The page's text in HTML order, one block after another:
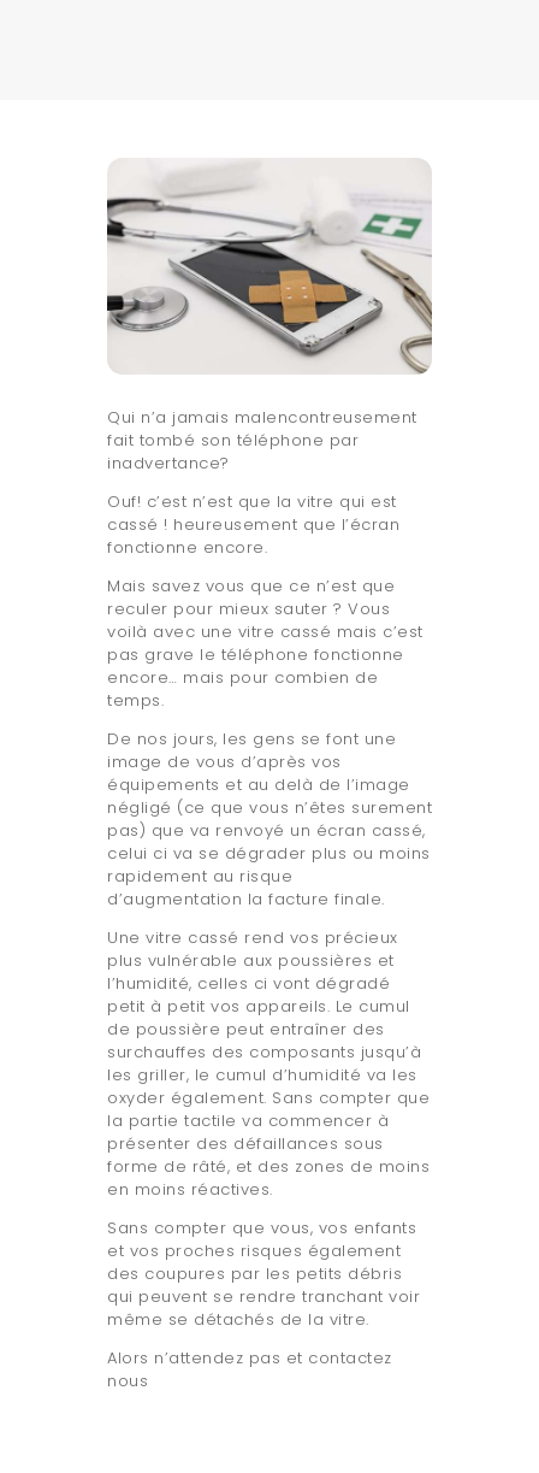
Qui n’a jamais malencontreusement
fait tombé son téléphone par
inadvertance?
Ouf! c’est n’est que la vitre qui est
cassé ! heureusement que l’écran
fonctionne encore.
Mais savez vous que ce n’est que
reculer pour mieux sauter ? Vous
voilà avec une vitre cassé mais c’est
pas grave le téléphone fonctionne
encore… mais pour combien de
temps.
De nos jours, les gens se font une
image de vous d’après vos
équipements et au delà de l’image
négligé (ce que vous n’êtes surement
pas) que va renvoyé un écran cassé,
celui ci va se dégrader plus ou moins
rapidement au risque
d’augmentation la facture finale.
Une vitre cassé rend vos précieux
plus vulnérable aux poussières et
l’humidité, celles ci vont dégradé
petit à petit vos appareils. Le cumul
de poussière peut entraîner des
surchauffes des composants jusqu’à
les griller, le cumul d’humidité va les
oxyder également. Sans compter que
la partie tactile va commencer à
présenter des défaillances sous
forme de râté, et des zones de moins
en moins réactives.
Sans compter que vous, vos enfants
et vos proches risques également
des coupures par les petits débris
qui peuvent se rendre tranchant voir
même se détachés de la vitre.
Alors n’attendez pas et contactez
nous